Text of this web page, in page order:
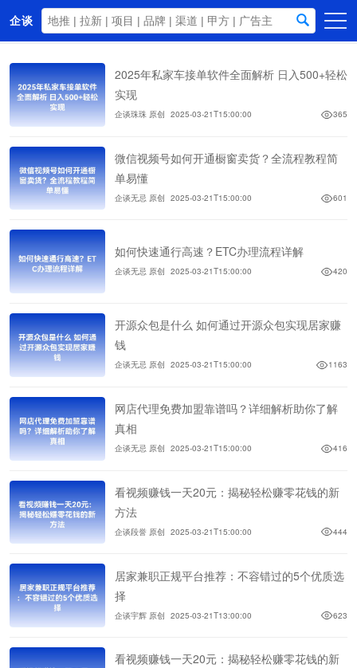
企谈
商务资源
资讯动态
关于我们
2025年私家车接单软件全面解析 日入500+轻松
实现
企谈珠珠 原创 2025-03-21T15:00:00 365
微信视频号如何开通橱窗卖货？全流程教程简
单易懂
企谈无忌 原创 2025-03-21T15:00:00 601
如何快速通行高速？ETC办理流程详解
企谈无忌 原创 2025-03-21T15:00:00 420
开源众包是什么 如何通过开源众包实现居家赚
钱
企谈无忌 原创 2025-03-21T15:00:00 1163
网店代理免费加盟靠谱吗？详细解析助你了解
真相
企谈无忌 原创 2025-03-21T15:00:00 416
看视频赚钱一天20元：揭秘轻松赚零花钱的新
方法
企谈段誉 原创 2025-03-21T15:00:00 444
居家兼职正规平台推荐：不容错过的5个优质选
择
企谈宇辉 原创 2025-03-21T13:00:00 623
看视频赚钱一天20元：揭秘轻松赚零花钱的新